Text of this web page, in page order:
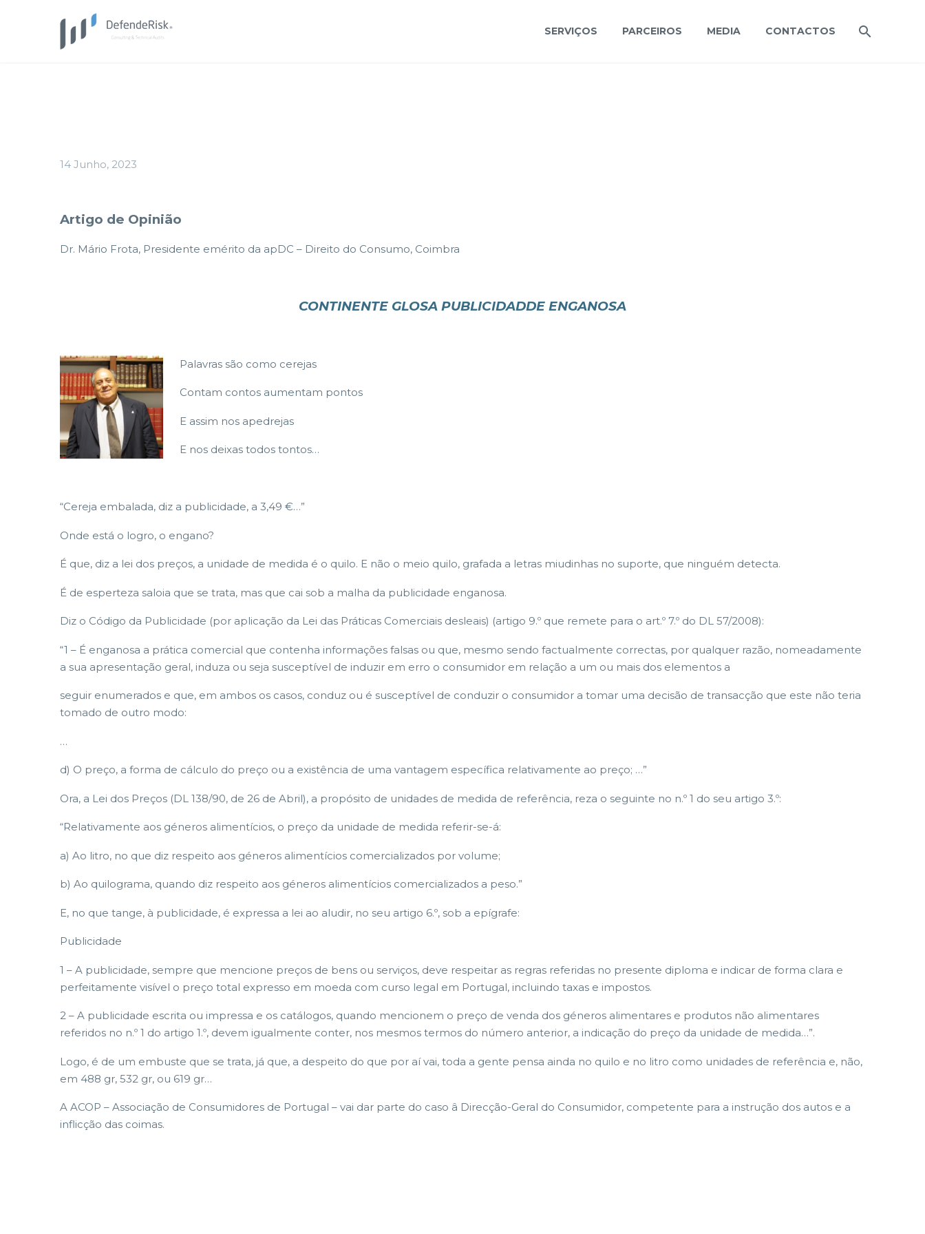
SERVIÇOS PARCEIROS MEDIA CONTACTOS
14 Junho, 2023
Artigo de Opinião
Dr. Mário Frota, Presidente emérito da apDC – Direito do Consumo, Coimbra
CONTINENTE GLOSA PUBLICIDADDE ENGANOSA
Palavras são como cerejas
Contam contos aumentam pontos
E assim nos apedrejas
E nos deixas todos tontos…
“Cereja embalada, diz a publicidade, a 3,49 €…”
Onde está o logro, o engano?
É que, diz a lei dos preços, a unidade de medida é o quilo. E não o meio quilo, grafada a letras miudinhas no suporte, que ninguém detecta.
É de esperteza saloia que se trata, mas que cai sob a malha da publicidade enganosa.
Diz o Código da Publicidade (por aplicação da Lei das Práticas Comerciais desleais) (artigo 9.º que remete para o art.º 7.º do DL 57/2008):
“1 – É enganosa a prática comercial que contenha informações falsas ou que, mesmo sendo factualmente correctas, por qualquer razão, nomeadamente
a sua apresentação geral, induza ou seja susceptível de induzir em erro o consumidor em relação a um ou mais dos elementos a
seguir enumerados e que, em ambos os casos, conduz ou é susceptível de conduzir o consumidor a tomar uma decisão de transacção que este não teria
tomado de outro modo:
…
d) O preço, a forma de cálculo do preço ou a existência de uma vantagem específica relativamente ao preço; …”
Ora, a Lei dos Preços (DL 138/90, de 26 de Abril), a propósito de unidades de medida de referência, reza o seguinte no n.º 1 do seu artigo 3.º:
“Relativamente aos géneros alimentícios, o preço da unidade de medida referir-se-á:
a) Ao litro, no que diz respeito aos géneros alimentícios comercializados por volume;
b) Ao quilograma, quando diz respeito aos géneros alimentícios comercializados a peso.”
E, no que tange, à publicidade, é expressa a lei ao aludir, no seu artigo 6.º, sob a epígrafe:
Publicidade
1 – A publicidade, sempre que mencione preços de bens ou serviços, deve respeitar as regras referidas no presente diploma e indicar de forma clara e
perfeitamente visível o preço total expresso em moeda com curso legal em Portugal, incluindo taxas e impostos.
2 – A publicidade escrita ou impressa e os catálogos, quando mencionem o preço de venda dos géneros alimentares e produtos não alimentares
referidos no n.º 1 do artigo 1.º, devem igualmente conter, nos mesmos termos do número anterior, a indicação do preço da unidade de medida…”.
Logo, é de um embuste que se trata, já que, a despeito do que por aí vai, toda a gente pensa ainda no quilo e no litro como unidades de referência e, não,
em 488 gr, 532 gr, ou 619 gr…
A ACOP – Associação de Consumidores de Portugal – vai dar parte do caso â Direcção-Geral do Consumidor, competente para a instrução dos autos e a
inflicção das coimas.